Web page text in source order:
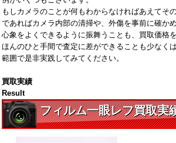
もしカメラのことが何もわからなければあえてそ
であればカメラ内部の清掃や、外傷を事前に確か
心象をよくできるように振舞うことも、買取価格
ほんのひと手間で査定に差ができることも少なく
範囲で是非実践してみてください。
買取実績
Result
フィルム一眼レフ買取実